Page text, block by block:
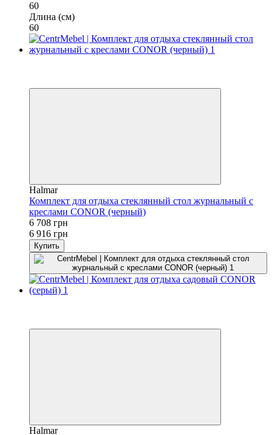
60
Длина (см)
60
Halmar
Комплект для отдыха стеклянный стол журнальный с
креслами CONOR (черный)
6 708 грн
6 916 грн
Купить
Halmar